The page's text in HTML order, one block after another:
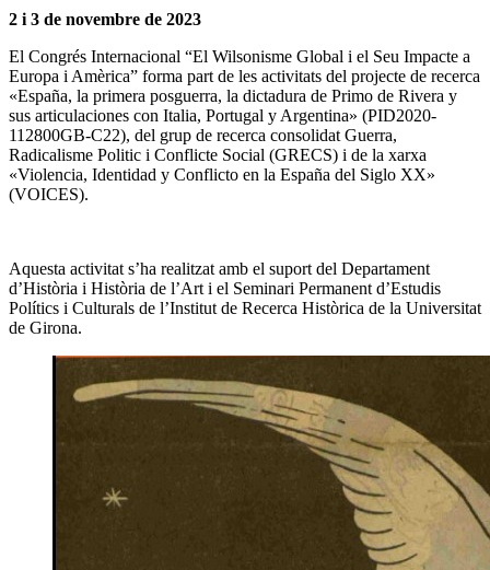
2 i 3 de novembre de 2023
El Congrés Internacional “El Wilsonisme Global i el Seu Impacte a
Europa i Amèrica” forma part de les activitats del projecte de recerca
«España, la primera posguerra, la dictadura de Primo de Rivera y
sus articulaciones con Italia, Portugal y Argentina» (PID2020-
112800GB-C22), del grup de recerca consolidat Guerra,
Radicalisme Politic i Conflicte Social (GRECS) i de la xarxa
«Violencia, Identidad y Conflicto en la España del Siglo XX»
(VOICES).
Aquesta activitat s’ha realitzat amb el suport del Departament
d’Història i Història de l’Art i el Seminari Permanent d’Estudis
Polítics i Culturals de l’Institut de Recerca Històrica de la Universitat
de Girona.